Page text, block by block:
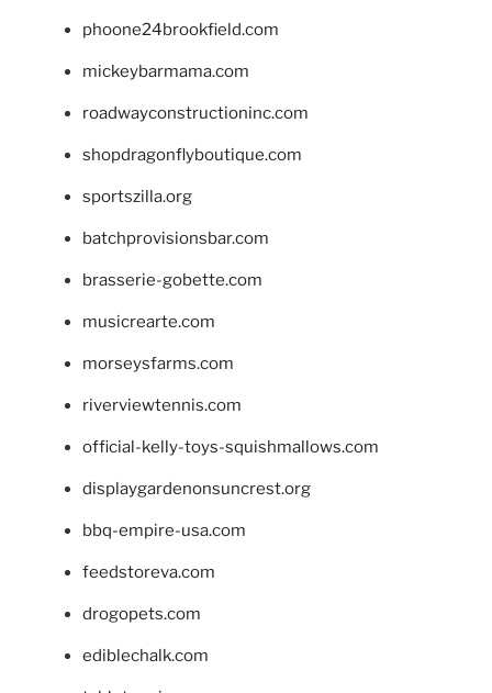
phoone24brookfield.com
mickeybarmama.com
roadwayconstructioninc.com
shopdragonflyboutique.com
sportszilla.org
batchprovisionsbar.com
brasserie-gobette.com
musicrearte.com
morseysfarms.com
riverviewtennis.com
official-kelly-toys-squishmallows.com
displaygardenonsuncrest.org
bbq-empire-usa.com
feedstoreva.com
drogopets.com
ediblechalk.com